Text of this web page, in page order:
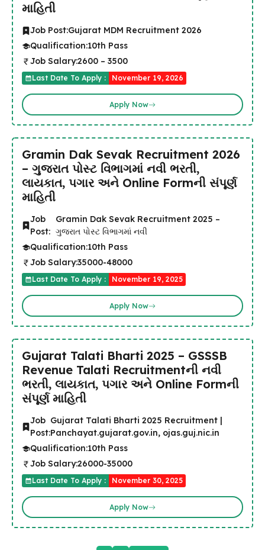
માહિતી
Job Post:Gujarat MDM Recruitment 2026
Qualification:10th Pass
Job Salary:₹2600 – ₹3500
Last Date To Apply : November 19, 2026
Apply Now
Gramin Dak Sevak Recruitment 2026
– ગુજરાત પોસ્ટ વિભાગમાં નવી ભરતી,
લાયકાત, પગાર અને Online Formની સંપૂર્ણ
માહિતી
Job
Post:
Gramin Dak Sevak Recruitment 2025 –
ગુજરાત પોસ્ટ વિભાગમાં નવી
Qualification:10th Pass
Job Salary:35000-48000
Last Date To Apply : November 19, 2025
Apply Now
Gujarat Talati Bharti 2025 – GSSSB
Revenue Talati Recruitmentની નવી
ભરતી, લાયકાત, પગાર અને Online Formની
સંપૂર્ણ માહિતી
Job
Post:
Gujarat Talati Bharti 2025 Recruitment |
Panchayat.gujarat.gov.in, ojas.guj.nic.in
Qualification:10th Pass
Job Salary:26000-35000
Last Date To Apply : November 30, 2025
Apply Now